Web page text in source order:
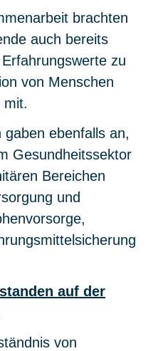
brachten
auch bereits
zu
von Menschen
mit.
gaben ebenfalls an,
Gesundheitssektor
Bereichen
und
auf der
von